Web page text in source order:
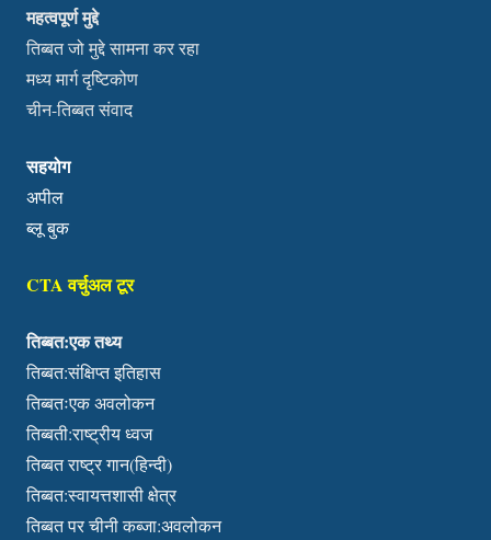
महत्वपूर्ण मुद्दे
तिब्बत जो मुद्दे सामना कर रहा
मध्य मार्ग दृष्टिकोण
चीन-तिब्बत संवाद
सहयोग
अपील
ब्लू बुक
CTA वर्चुअल टूर
तिब्बत:एक तथ्य
तिब्बत:संक्षिप्त इतिहास
तिब्बतःएक अवलोकन
तिब्बती:राष्ट्रीय ध्वज
तिब्बत राष्ट्र गान(हिन्दी)
तिब्बत:स्वायत्तशासी क्षेत्र
तिब्बत पर चीनी कब्जा:अवलोकन